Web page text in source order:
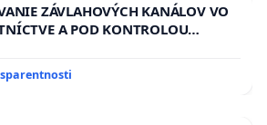
ZÁVLAHOVÝCH KANÁLOV VO
A POD KONTROLOU
& žiadosť na riešenie